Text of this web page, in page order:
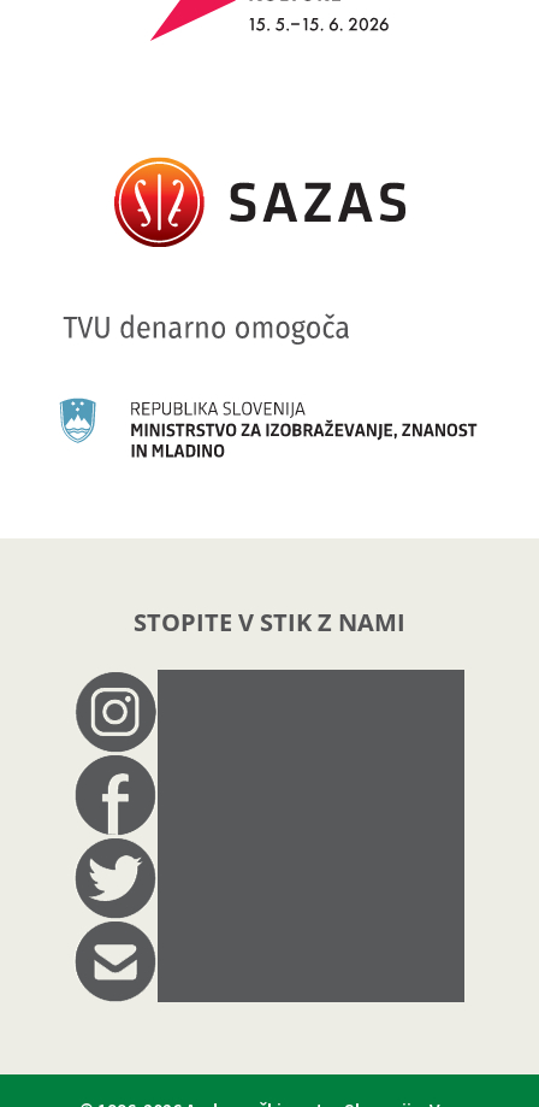
STOPITE V STIK Z NAMI